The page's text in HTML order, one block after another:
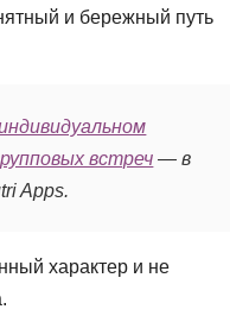
и бережный путь
встреч — в
Apps.
характер и не